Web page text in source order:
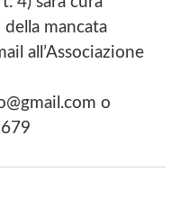
mancata
all’Associazione
o